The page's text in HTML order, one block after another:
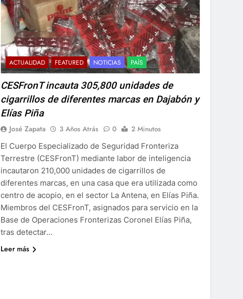
ACTUALIDAD FEATURED NOTICIAS PAÍS
CESFronT incauta 305,800 unidades de
cigarrillos de diferentes marcas en Dajabón y
Elías Piña
José Zapata 3 Años Atrás 0
2 Minutos
El Cuerpo Especializado de Seguridad Fronteriza
Terrestre (CESFronT) mediante labor de inteligencia
incautaron 210,000 unidades de cigarrillos de
diferentes marcas, en una casa que era utilizada como
centro de acopio, en el sector La Antena, en Elías Piña.
Miembros del CESFronT, asignados para servicio en la
Base de Operaciones Fronterizas Coronel Elías Piña,
tras detectar…
Leer más